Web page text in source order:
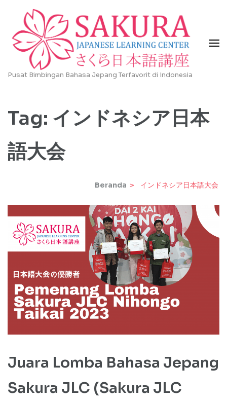
Lompat
konten
(Tekan
Enter)
Pusat Bimbingan Bahasa Jepang Terfavorit di Indonesia
Tag: インドネシア日本
語大会
Beranda > インドネシア日本語大会
Juara Lomba Bahasa Jepang
Sakura JLC (Sakura JLC